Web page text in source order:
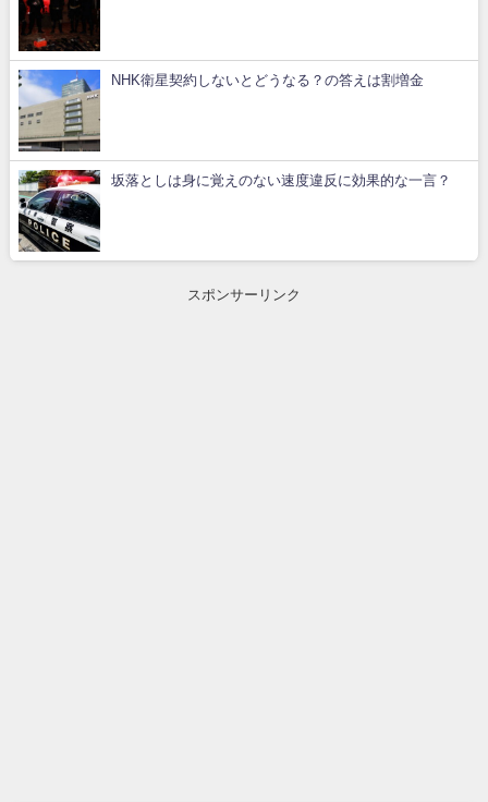
NHK衛星契約しないとどうなる？の答えは割増金
坂落としは身に覚えのない速度違反に効果的な一言？
スポンサーリンク